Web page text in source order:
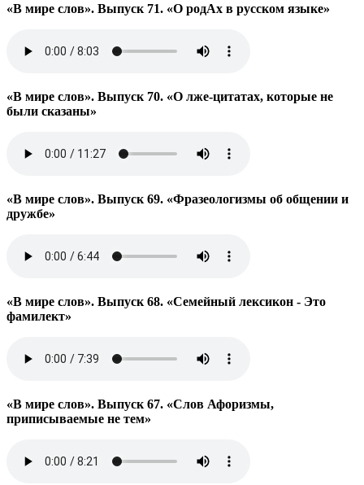
«В мире слов». Выпуск 71. «О родАх в русском языке»
«В мире слов». Выпуск 70. «О лже-цитатах, которые не
были сказаны»
«В мире слов». Выпуск 69. «Фразеологизмы об общении и
дружбе»
«В мире слов». Выпуск 68. «Семейный лексикон - Это
фамилект»
«В мире слов». Выпуск 67. «Слов Афоризмы,
приписываемые не тем»